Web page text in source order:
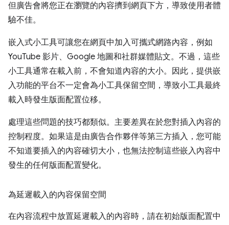
但廣告會將您正在瀏覽的內容擠到網頁下方，導致使用者體
驗不佳。
嵌入式小工具可讓您在網頁中加入可攜式網路內容，例如
YouTube 影片、Google 地圖和社群媒體貼文。不過，這些
小工具通常在載入前，不會知道內容的大小。因此，提供嵌
入功能的平台不一定會為小工具保留空間，導致小工具最終
載入時發生版面配置位移。
處理這些問題的技巧都類似。主要差異在於您對插入內容的
控制程度。如果這是由廣告合作夥伴等第三方插入，您可能
不知道要插入的內容確切大小，也無法控制這些嵌入內容中
發生的任何版面配置變化。
為延遲載入的內容保留空間
在內容流程中放置延遲載入的內容時，請在初始版面配置中